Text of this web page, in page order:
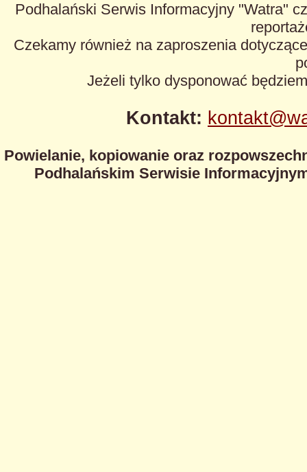
Podhalański Serwis Informacyjny "Watra"
Czekamy również na zaproszenia
Jeżeli tylko dysponować
Kontakt:
Powielanie, kopiowanie oraz
Podhalańskim Serwisie